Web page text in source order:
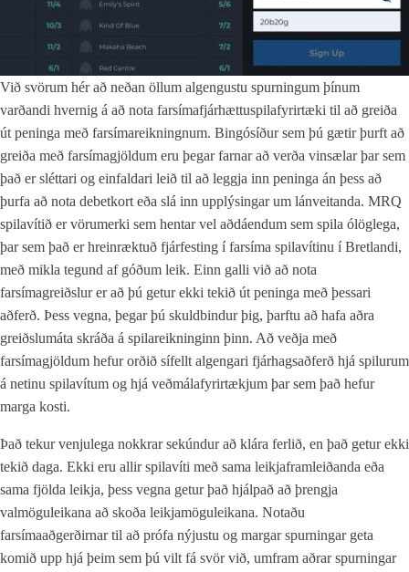
Við svörum hér að neðan öllum algengustu spurningum þínum
varðandi hvernig á að nota farsímafjárhættuspilafyrirtæki til að greiða
út peninga með farsímareikningnum. Bingósíður sem þú gætir þurft að
greiða með farsímagjöldum eru þegar farnar að verða vinsælar þar sem
það er sléttari og einfaldari leið til að leggja inn peninga án þess að
þurfa að nota debetkort eða slá inn upplýsingar um lánveitanda. MRQ
spilavítið er vörumerki sem hentar vel aðdáendum sem spila ólöglega,
þar sem það er hreinræktuð fjárfesting í farsíma spilavítinu í Bretlandi,
með mikla tegund af góðum leik. Einn galli við að nota
farsímagreiðslur er að þú getur ekki tekið út peninga með þessari
aðferð. Þess vegna, þegar þú skuldbindur þig, þarftu að hafa aðra
greiðslumáta skráða á spilareikninginn þinn. Að veðja með
farsímagjöldum hefur orðið sífellt algengari fjárhagsaðferð hjá spilurum
á netinu spilavítum og hjá veðmálafyrirtækjum þar sem það hefur
marga kosti.
Það tekur venjulega nokkrar sekúndur að klára ferlið, en það getur ekki
tekið daga. Ekki eru allir spilavíti með sama leikjaframleiðanda eða
sama fjölda leikja, þess vegna getur það hjálpað að þrengja
valmöguleikana að skoða leikjamöguleikana. Notaðu
farsímaaðgerðirnar til að prófa nýjustu og margar spurningar geta
komið upp hjá þeim sem þú vilt fá svör við, umfram aðrar spurningar